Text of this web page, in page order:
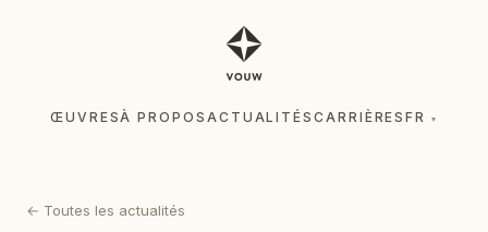
ŒUVRESÀ PROPOS ACTUALITÉSCARRIÈRESFR ▾
← Toutes les actualités